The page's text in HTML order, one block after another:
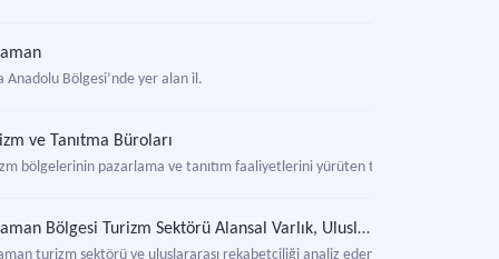
Anadolu Bölgesi’nde yer alan il.
ve Tanıtma Büroları
bölgelerinin pazarlama ve tanıtım faaliyetlerini yürüten tarafsız, kâr amacı
Karaman Bölgesi Turizm Sektörü Alansal Varlık, Uluslararası Rekabetçilik ve Makro Düzey Kümelenme Çalışması
turizm sektörü ve uluslararası rekabetçiliği analiz eden rapor.